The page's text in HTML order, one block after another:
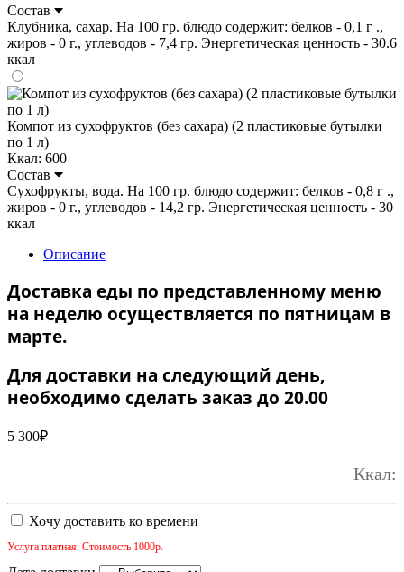
Состав
Клубника, сахар. На 100 гр. блюдо содержит: белков - 0,1 г .,
жиров - 0 г., углеводов - 7,4 гр. Энергетическая ценность - 30.6
ккал
Компот из сухофруктов (без сахара) (2 пластиковые бутылки
по 1 л)
Ккал: 600
Состав
Сухофрукты, вода. На 100 гр. блюдо содержит: белков - 0,8 г .,
жиров - 0 г., углеводов - 14,2 гр. Энергетическая ценность - 30
ккал
Описание
Доставка еды по представленному меню
на неделю осуществляется по пятницам в
марте.
Для доставки на следующий день,
необходимо сделать заказ до 20.00
5 300₽
Ккал:
Хочу доставить ко времени
Услуга платная. Стоимость 1000р.